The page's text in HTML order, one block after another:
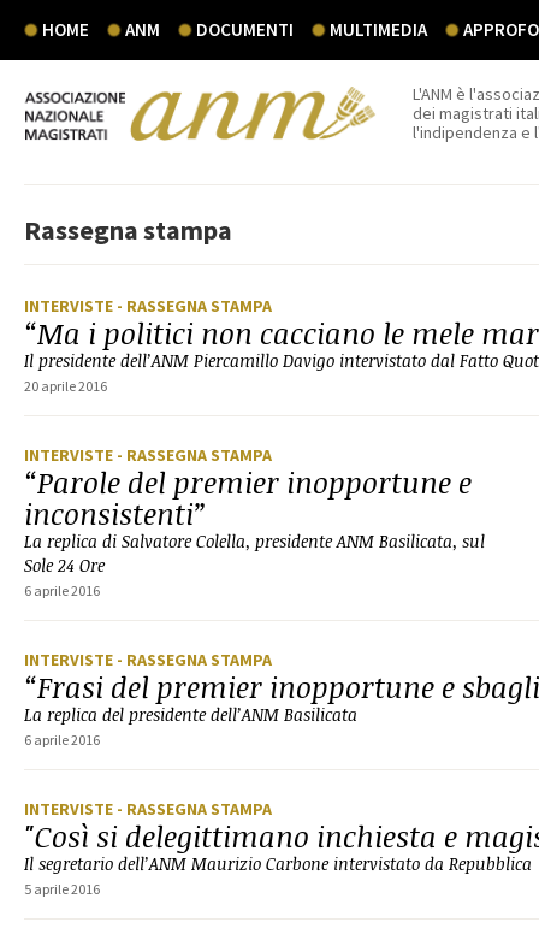
HOME ANM DOCUMENTI MULTIMEDIA
L'ANM è
dei magistrati
l'indipendenza e
Rassegna stampa
INTERVISTE - RASSEGNA STAMPA
“Ma i politici non cacciano le mele
Il presidente dell’ANM Piercamillo Davigo intervistato dal Fatto
20 aprile 2016
INTERVISTE - RASSEGNA STAMPA
“Parole del premier inopportune e
inconsistenti”
La replica di Salvatore Colella, presidente ANM Basilicata, sul
Sole 24 Ore
6 aprile 2016
INTERVISTE - RASSEGNA STAMPA
“Frasi del premier inopportune e
La replica del presidente dell’ANM Basilicata
6 aprile 2016
INTERVISTE - RASSEGNA STAMPA
"Così si delegittimano inchiesta e
Il segretario dell’ANM Maurizio Carbone intervistato da Repubblica
5 aprile 2016